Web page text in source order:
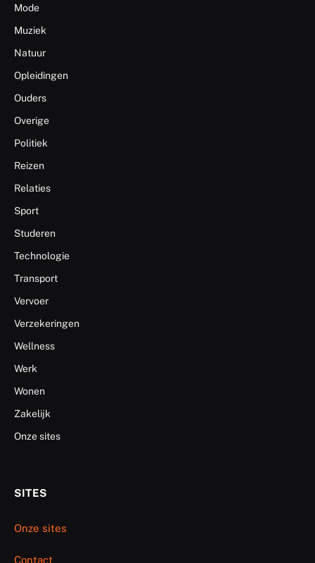
Mode
Muziek
Natuur
Opleidingen
Ouders
Overige
Politiek
Reizen
Relaties
Sport
Studeren
Technologie
Transport
Vervoer
Verzekeringen
Wellness
Werk
Wonen
Zakelijk
Onze sites
SITES
Onze sites
Contact